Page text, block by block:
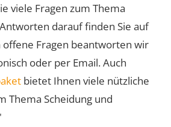
viele Fragen zum Thema
darauf finden Sie auf
offene Fragen beantworten wir
oder per Email. Auch
bietet Ihnen viele nützliche
Thema Scheidung und